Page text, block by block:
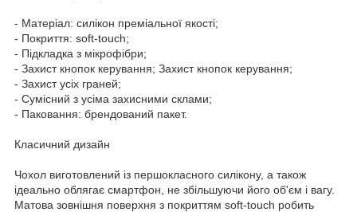
- Матеріал: силікон преміальної якості;
- Покриття: soft-touch;
- Підкладка з мікрофібри;
- Захист кнопок керування; Захист кнопок керування;
- Захист усіх граней;
- Сумісний з усіма захисними склами;
- Паковання: брендований пакет.
Класичний дизайн
Чохол виготовлений із першокласного силікону, а також
ідеально облягає смартфон, не збільшуючи його об'єм і вагу.
Матова зовнішня поверхня з покриттям soft-touch робить